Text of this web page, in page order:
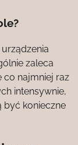
zaleca
co najmniej raz
intensywnie,
być konieczne